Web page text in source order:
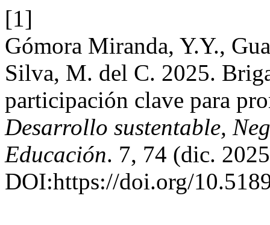
[1]
Gómora Miranda, Y.Y.,
Silva, M. del C. 2025.
participación clave para
Desarrollo sustentable,
Educación. 7, 74 (dic.
DOI:https://doi.org/